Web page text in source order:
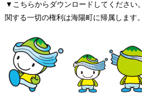
▼こちらからダウンロードしてください
関する一切の権利は海陽町に帰属します